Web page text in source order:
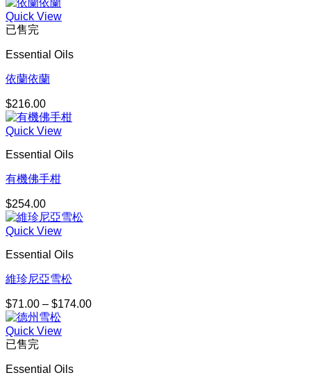
Quick View
已售完
Essential Oils
依蘭依蘭
$216.00
Quick View
Essential Oils
有機佛手柑
$254.00
Quick View
Essential Oils
維珍尼亞雪松
$71.00 – $174.00價
Quick View
已售完
Essential Oils